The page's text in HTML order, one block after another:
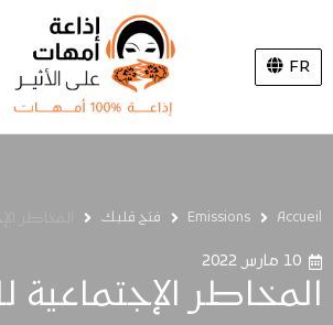
FR
Accueil
Emissions فتح قلبك
10 مارس 2022
المخاطر الإجتماعية